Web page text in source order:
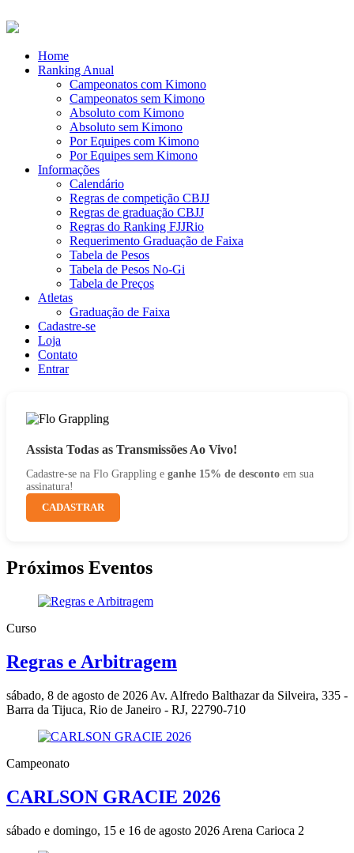
Home
Ranking Anual
Campeonatos com Kimono
Campeonatos sem Kimono
Absoluto com Kimono
Absoluto sem Kimono
Por Equipes com Kimono
Por Equipes sem Kimono
Informações
Calendário
Regras de competição CBJJ
Regras de graduação CBJJ
Regras do Ranking FJJRio
Requerimento Graduação de Faixa
Tabela de Pesos
Tabela de Pesos No-Gi
Tabela de Preços
Atletas
Graduação de Faixa
Cadastre-se
Loja
Contato
Entrar
Assista Todas as Transmissões Ao Vivo!
Cadastre-se na Flo Grappling e ganhe 15% de desconto em sua
assinatura!
CADASTRAR
Próximos Eventos
Curso
Regras e Arbitragem
sábado, 8 de agosto de 2026 Av. Alfredo Balthazar da Silveira, 335 -
Barra da Tijuca, Rio de Janeiro - RJ, 22790-710
Campeonato
CARLSON GRACIE 2026
sábado e domingo, 15 e 16 de agosto 2026 Arena Carioca 2